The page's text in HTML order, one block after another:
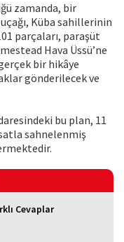
zamanda, bir
Küba sahillerinin
parçaları, paraşüt
Hava Üssü’ne
bir hikâye
gönderilecek ve
bu plan, 11
sahnelenmiş
Cevaplar